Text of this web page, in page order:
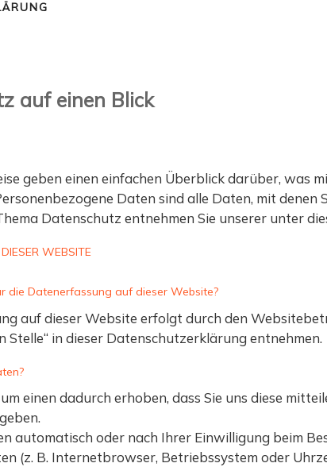
auf einen Blick
geben einen einfachen Überblick darüber, was
Daten sind alle Daten, mit
Datenschutz entnehmen Sie unserer unter
WEBSITE
die Datenerfassung auf dieser Website?
auf dieser Website erfolgt durch den
in dieser Datenschutzerklärung entnehmen.
einen dadurch erhoben, dass Sie uns diese
automatisch oder nach Ihrer Einwilligung beim
(z. B. Internetbrowser, Betriebssystem oder